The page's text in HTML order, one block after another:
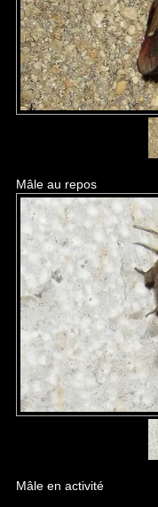
Mâle au repos
Mâle en activité